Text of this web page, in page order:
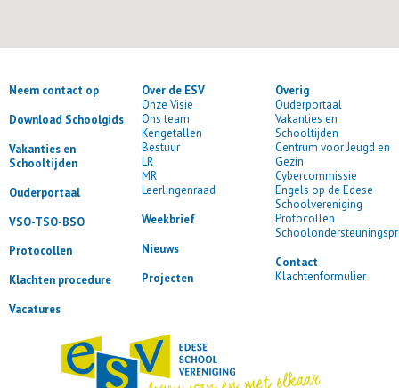
Neem contact op
Download Schoolgids
Vakanties en
Schooltijden
Ouderportaal
VSO-TSO-BSO
Protocollen
Klachten procedure
Vacatures
Over de ESV
Onze Visie
Ons team
Kengetallen
Bestuur
LR
MR
Leerlingenraad
Weekbrief
Nieuws
Projecten
Overig
Ouderportaal
Vakanties en
Schooltijden
Centrum voor Jeugd en
Gezin
Cybercommissie
Engels op de Edese
Schoolvereniging
Protocollen
Contact
Klachtenformulier